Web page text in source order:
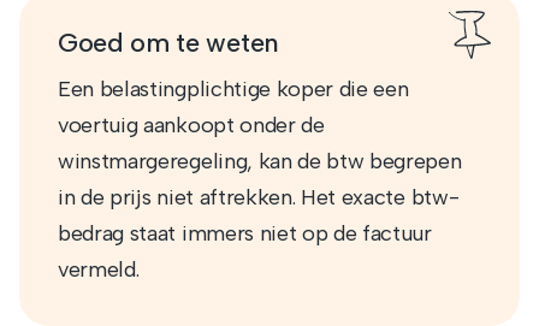
Goed om te weten
Een belastingplichtige koper die een
voertuig aankoopt onder de
winstmargeregeling, kan de btw begrepen
in de prijs niet aftrekken. Het exacte btw-
bedrag staat immers niet op de factuur
vermeld.